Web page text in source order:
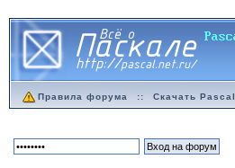
Правила форума :: Скачать Pascal